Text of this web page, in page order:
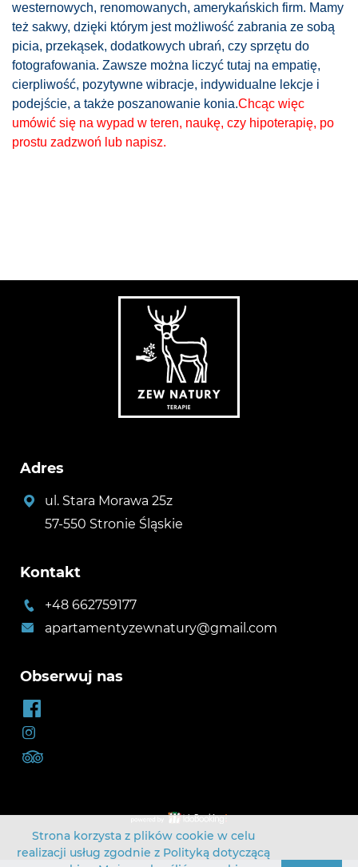
westernowych, renomowanych, amerykańskich firm. Mamy
też sakwy, dzięki którym jest możliwość zabrania ze sobą
picia, przekąsek, dodatkowych ubrań, czy sprzętu do
fotografowania. Zawsze można liczyć tutaj na empatię,
cierpliwość, pozytywne wibracje, indywidualne lekcje i
podejście, a także poszanowanie konia.Chcąc więc
umówić się na wypad w teren, naukę, czy hipoterapię, po
prostu zadzwoń lub napisz.
Adres
ul. Stara Morawa 25z
57-550 Stronie Śląskie
Kontakt
+48 662759177
apartamentyzewnatury@gmail.com
Obserwuj nas
Strona korzysta z plików cookie w celu
realizacji usług zgodnie z Polityką dotyczącą